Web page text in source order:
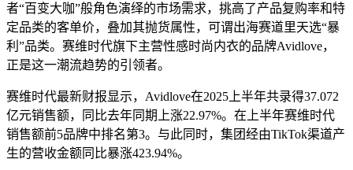
者“百变大咖”般角色演绎的市场需求，挑高了产品复购率和特
定品类的客单价，叠加其抛货属性，可谓出海赛道里天选“暴
利”品类。赛维时代旗下主营性感时尚内衣的品牌Avidlove，
正是这一潮流趋势的引领者。
赛维时代最新财报显示，Avidlove在2025上半年共录得37.072
亿元销售额，同比去年同期上涨22.97%。在上半年赛维时代
销售额前5品牌中排名第3。与此同时， 集团经由TikTok渠道产
生的营收金额同比暴涨423.94%。